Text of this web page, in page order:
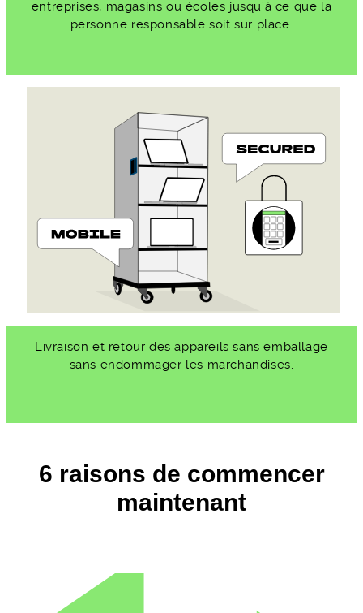
entreprises, magasins ou écoles jusqu’à ce que la
personne responsable soit sur place.
Livraison et retour des appareils sans emballage
sans endommager les marchandises.
6 raisons de commencer
maintenant